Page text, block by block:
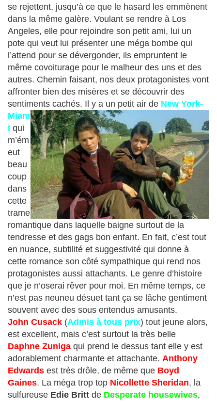
se rejettent, jusqu’à ce que le hasard les emmènent
dans la même galère. Voulant se rendre à Los
Angeles, elle pour rejoindre son petit ami, lui un
pote qui veut lui présenter une méga bombe qui
l’attend pour se dévergonder, ils empruntent le
même covoiturage pour le malheur des uns et des
autres. Chemin faisant, nos deux protagonistes vont
affronter bien des misères et se découvrir des
sentiments cachés. Il y a un petit air de New York-
Miam
i qui
m’ém
eut
beau
coup
dans
cette
trame
romantique dans laquelle baigne surtout de la
tendresse et des gags bon enfant. En fait, c’est tout
en nuance, subtilité et suggestivité qui donne à
cette romance son côté sympathique qui rend nos
protagonistes aussi attachants. Le genre d’histoire
que je n’oserai rêver pour moi. En même temps, ce
n’est pas neuneu désuet tant ça se lâche gentiment
souvent avec des sous entendus amusants.
John Cusack (Admis à tous prix) tout jeune alors,
est excellent, mais c’est surtout la très belle
Daphne Zuniga qui prend le dessus tant elle y est
adorablement charmante et attachante. Anthony
Edwards est très drôle, de même que Boyd
Gaines. La méga trop top Nicollette Sheridan, la
sulfureuse Edie Britt de Desperate housewives,